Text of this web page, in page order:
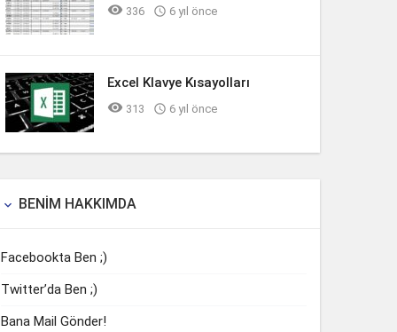
 336  6 yıl önce
Excel Klavye Kısayolları
 313  6 yıl önce
 BENIM HAKKIMDA
Facebookta Ben ;)
Twitter’da Ben ;)
Bana Mail Gönder!